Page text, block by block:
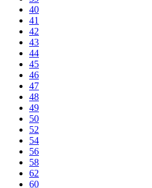
40
41
42
43
44
45
46
47
48
49
50
52
54
56
58
62
60